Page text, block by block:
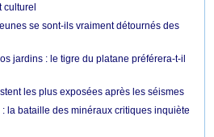
se sont-ils vraiment détournés des
jardins : le tigre du platane préférera-t-il
les plus exposées après les séismes
la bataille des minéraux critiques inquiète